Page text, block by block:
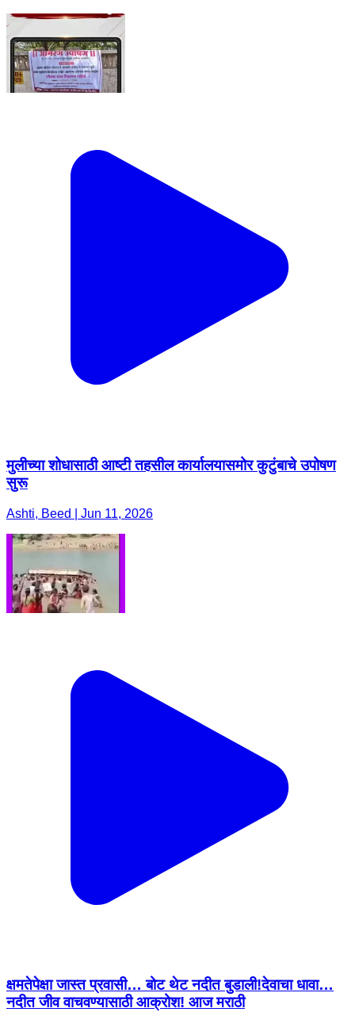
मुलीच्या शोधासाठी आष्टी तहसील कार्यालयासमोर कुटुंबाचे उपोषण
सुरू
Ashti, Beed | Jun 11, 2026
क्षमतेपेक्षा जास्त प्रवासी… बोट थेट नदीत बुडाली!देवाचा धावा…
नदीत जीव वाचवण्यासाठी आक्रोश! आज मराठी